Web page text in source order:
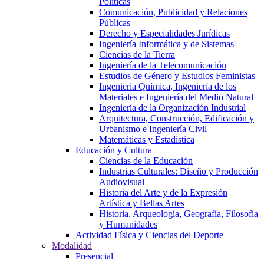
Comunicación, Publicidad y Relaciones
Públicas
Derecho y Especialidades Jurídicas
Ingeniería Informática y de Sistemas
Ciencias de la Tierra
Ingeniería de la Telecomunicación
Estudios de Género y Estudios Feministas
Ingeniería Química, Ingeniería de los
Materiales e Ingeniería del Medio Natural
Ingeniería de la Organización Industrial
Arquitectura, Construcción, Edificación y
Urbanismo e Ingeniería Civil
Matemáticas y Estadística
Educación y Cultura
Ciencias de la Educación
Industrias Culturales: Diseño y Producción
Audiovisual
Historia del Arte y de la Expresión
Artística y Bellas Artes
Historia, Arqueología, Geografía, Filosofía
y Humanidades
Actividad Física y Ciencias del Deporte
Modalidad
Presencial